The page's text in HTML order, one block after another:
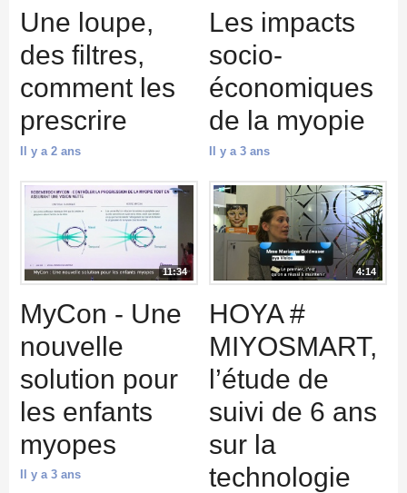
Une loupe,
des filtres,
comment les
prescrire
Il y a 2 ans
Les impacts
socio-
économiques
de la myopie
Il y a 3 ans
11:34
MyCon - Une
nouvelle
solution pour
les enfants
myopes
Il y a 3 ans
4:14
HOYA #
MIYOSMART,
l’étude de
suivi de 6 ans
sur la
technologie